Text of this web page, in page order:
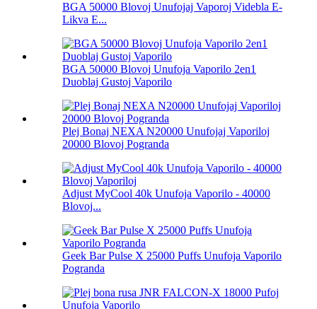
BGA 50000 Blovoj Unufojaj Vaporoj Videbla E-
Likva E...
BGA 50000 Blovoj Unufoja Vaporilo 2en1
Duoblaj Gustoj Vaporilo
Plej Bonaj NEXA N20000 Unufojaj Vaporiloj
20000 Blovoj Pogranda
Adjust MyCool 40k Unufoja Vaporilo - 40000
Blovoj...
Geek Bar Pulse X 25000 Puffs Unufoja Vaporilo
Pogranda